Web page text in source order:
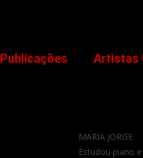
Publicações Artistas
MARIA JORGE
Estudou piano